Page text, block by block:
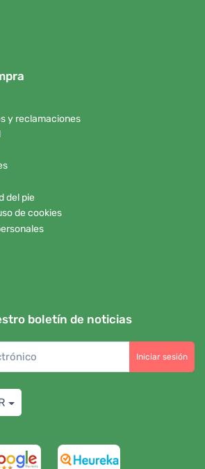
y reclamaciones
del pie
de cookies
boletín de noticias
Iniciar sesión